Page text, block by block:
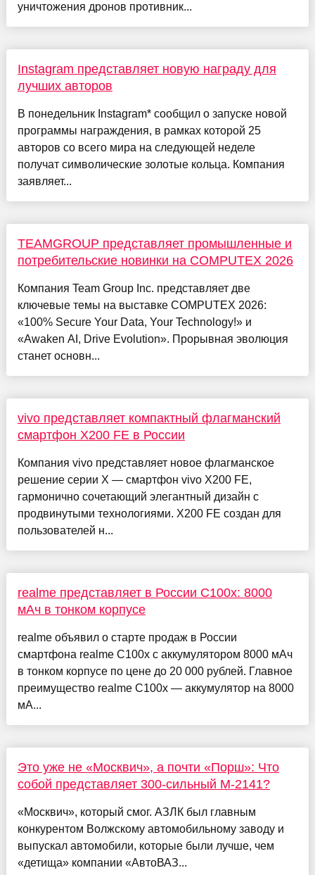
уничтожения дронов противник...
Instagram представляет новую награду для
лучших авторов
В понедельник Instagram* сообщил о запуске новой
программы награждения, в рамках которой 25
авторов со всего мира на следующей неделе
получат символические золотые кольца. Компания
заявляет...
TEAMGROUP представляет промышленные и
потребительские новинки на COMPUTEX 2026
Компания Team Group Inc. представляет две
ключевые темы на выставке COMPUTEX 2026:
«100% Secure Your Data, Your Technology!» и
«Awaken AI, Drive Evolution». Прорывная эволюция
станет основн...
vivo представляет компактный флагманский
смартфон X200 FE в России
Компания vivo представляет новое флагманское
решение серии X — смартфон vivo X200 FE,
гармонично сочетающий элегантный дизайн с
продвинутыми технологиями. X200 FE создан для
пользователей н...
realme представляет в России C100x: 8000
мАч в тонком корпусе
realme объявил о старте продаж в России
смартфона realme C100x с аккумулятором 8000 мАч
в тонком корпусе по цене до 20 000 рублей. Главное
преимущество realme C100x — аккумулятор на 8000
мА...
Это уже не «Москвич», а почти «Порш»: Что
собой представляет 300-сильный М-2141?
«Москвич», который смог. АЗЛК был главным
конкурентом Волжскому автомобильному заводу и
выпускал автомобили, которые были лучше, чем
«детища» компании «АвтоВАЗ...